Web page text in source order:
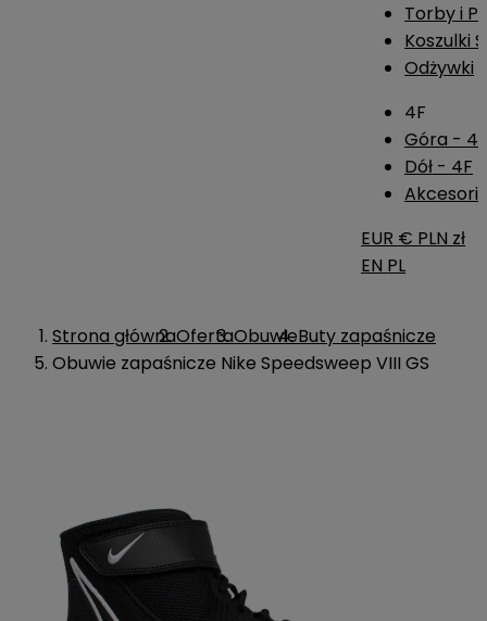
Torby i
Koszulki
Odżywki
4F
Góra -
Dół - 4F
EUR € PLN zł
EN PL
Strona głównaOfertaObuwieButy zapaśnicze
Obuwie zapaśnicze Nike Speedsweep VIII GS